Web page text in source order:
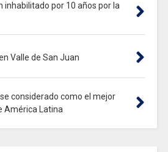
inhabilitado por 10 años por la
Valle de San Juan
considerado como el mejor
América Latina